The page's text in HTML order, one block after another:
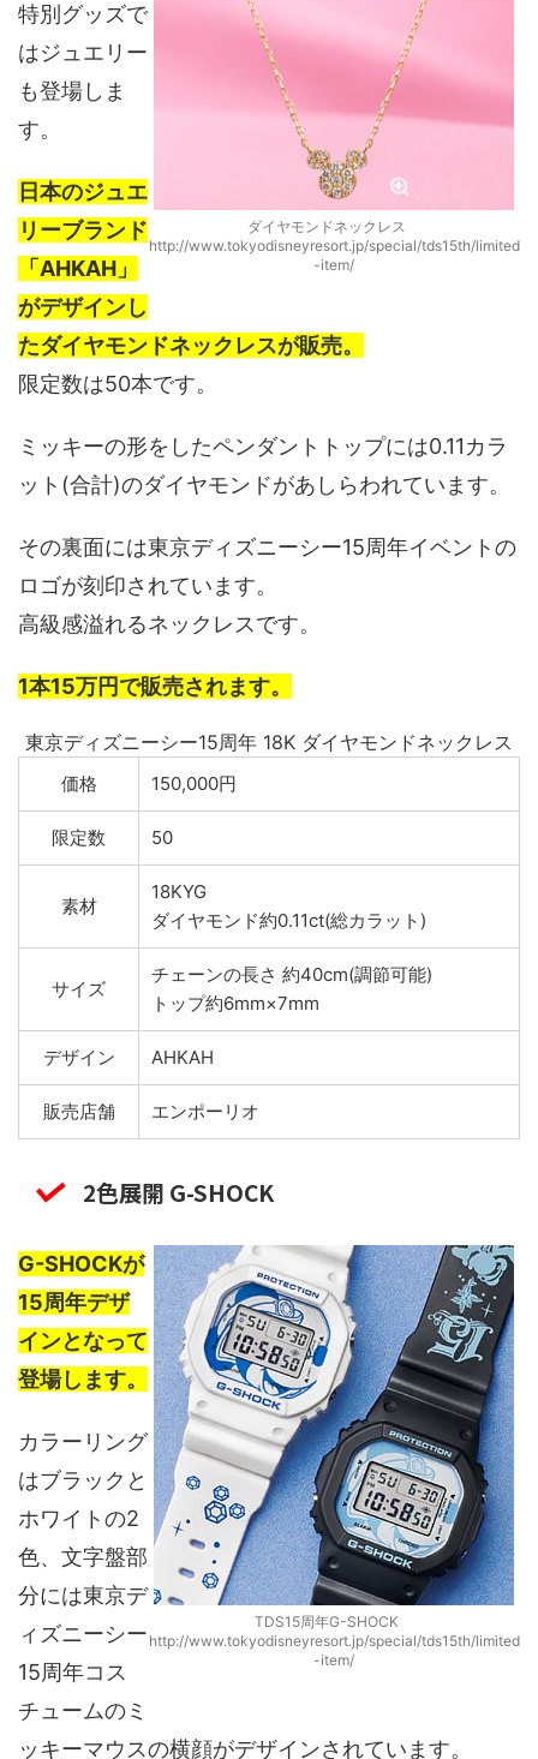
ダイヤモンドネックレス
http://www.tokyodisneyresort.jp/special/tds15th/limited
-item/
特別グッズで
はジュエリー
も登場しま
す。
日本のジュエ
リーブランド
「AHKAH」
がデザインし
たダイヤモンドネックレスが販売。
限定数は50本です。
ミッキーの形をしたペンダントトップには0.11カラ
ット(合計)のダイヤモンドがあしらわれています。
その裏面には東京ディズニーシー15周年イベントの
ロゴが刻印されています。
高級感溢れるネックレスです。
1本15万円で販売されます。
東京ディズニーシー15周年 18K ダイヤモンドネックレス
価格 150,000円
限定数 50
素材
18KYG
ダイヤモンド約0.11ct(総カラット)
サイズ
チェーンの長さ 約40cm(調節可能)
トップ約6mm×7mm
デザイン AHKAH
販売店舗 エンポーリオ
2色展開 G-SHOCK
TDS15周年G-SHOCK
http://www.tokyodisneyresort.jp/special/tds15th/limited
-item/
G-SHOCKが
15周年デザ
インとなって
登場します。
カラーリング
はブラックと
ホワイトの2
色、文字盤部
分には東京デ
ィズニーシー
15周年コス
チュームのミ
ッキーマウスの横顔がデザインされています。